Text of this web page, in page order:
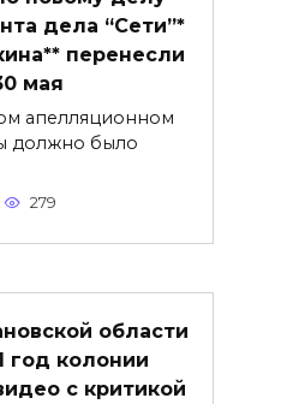
дела “Сети”*
перенесли
мая
апелляционном
должно было
279
области
год колонии
с критикой